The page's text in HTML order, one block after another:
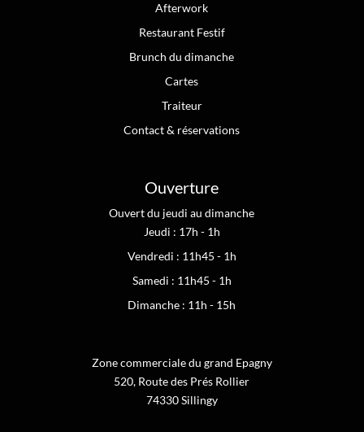
Afterwork
Restaurant Festif
Brunch du dimanche
Cartes
Traiteur
Contact & réservations
Ouverture
Ouvert du jeudi au dimanche
Jeudi : 17h - 1h
Vendredi : 11h45 - 1h
Samedi : 11h45 - 1h
Dimanche : 11h - 15h
Zone commerciale du grand Epagny
520, Route des Prés Rollier
74330 Sillingy